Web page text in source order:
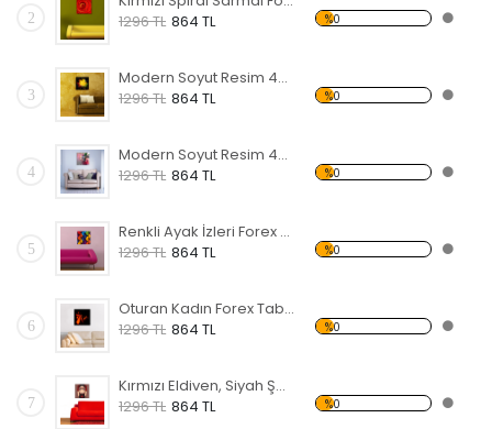
2
1296 TL 864 TL %0
3
Modern Soyut Resim 48 Forex Tablo
1296 TL 864 TL %0
4
Modern Soyut Resim 47 Forex Tablo
1296 TL 864 TL %0
5
Renkli Ayak İzleri Forex Tablo
1296 TL 864 TL %0
6
Oturan Kadın Forex Tablo
1296 TL 864 TL %0
7
Kırmızı Eldiven, Siyah Şapkalı Kadın Forex Tablo
1296 TL 864 TL %0